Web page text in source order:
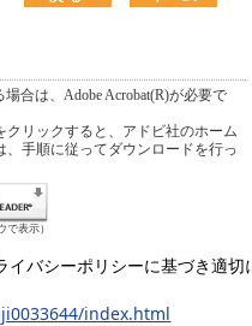
合は、Adobe Acrobat(R)が必要で
リックすると、アドビ社のホーム
手順に従ってダウンロードを行っ
で表示）
バシーポリシーに基づき適切
index.html